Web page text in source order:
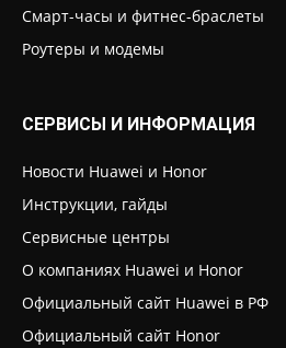
Смарт-часы и фитнес-браслеты
Роутеры и модемы
СЕРВИСЫ И ИНФОРМАЦИЯ
Новости Huawei и Honor
Инструкции, гайды
Сервисные центры
О компаниях Huawei и Honor
Официальный сайт Huawei в РФ
Официальный сайт Honor